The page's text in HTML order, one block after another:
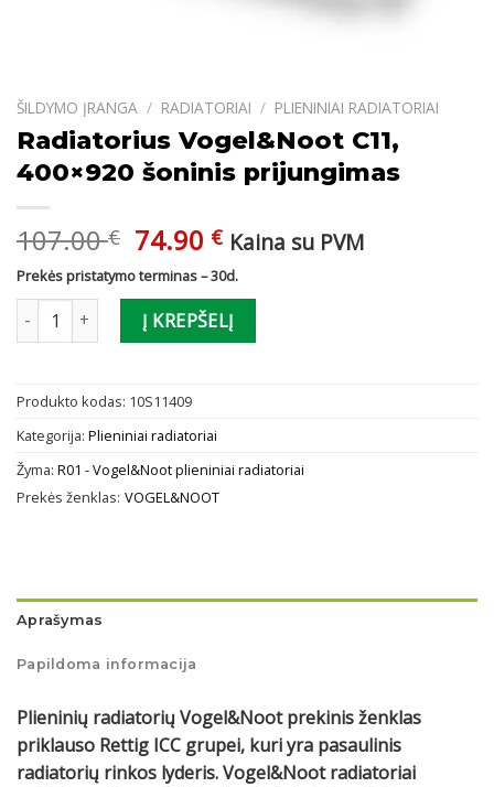
ŠILDYMO ĮRANGA / RADIATORIAI / PLIENINIAI RADIATORIAI
Radiatorius Vogel&Noot C11,
400×920 šoninis prijungimas
107.00€ Original
price
was:
107.00 €.
74.90 €Current
price
is:
74.90 €.
Kaina su PVM
Prekės pristatymo terminas – 30d.
produkto kiekis: Radiatorius Vogel&Noot C11, 400x920 šoninis
Į KREPŠELĮ
Produkto kodas: 10S11409
Kategorija: Plieniniai radiatoriai
Žyma: R01 - Vogel&Noot plieniniai radiatoriai
Prekės ženklas: VOGEL&NOOT
Aprašymas
Papildoma informacija
Plieninių radiatorių Vogel&Noot prekinis ženklas
priklauso Rettig ICC grupei, kuri yra pasaulinis
radiatorių rinkos lyderis. Vogel&Noot radiatoriai